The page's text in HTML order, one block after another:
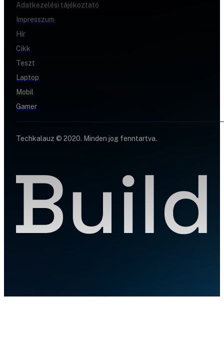
Adatkezelési tájékoztató
Impresszum
Hír
Cikk
Teszt
Laptop
Mobil
Gamer
Techkalauz © 2020. Minden jog fenntartva.